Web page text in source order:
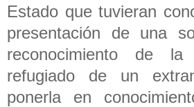
Estado que tuvieran
presentación de una
reconocimiento de
refugiado de un
ponerla en